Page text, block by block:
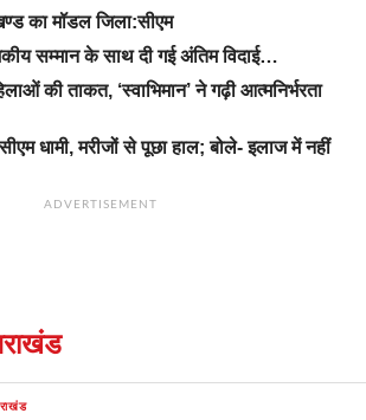
का मॉडल जिला:सीएम
सम्मान के साथ दी गई अंतिम विदाई…
की ताकत, ‘स्वाभिमान’ ने गढ़ी आत्मनिर्भरता
धामी, मरीजों से पूछा हाल; बोले- इलाज में नहीं
ADVERTISEMENT